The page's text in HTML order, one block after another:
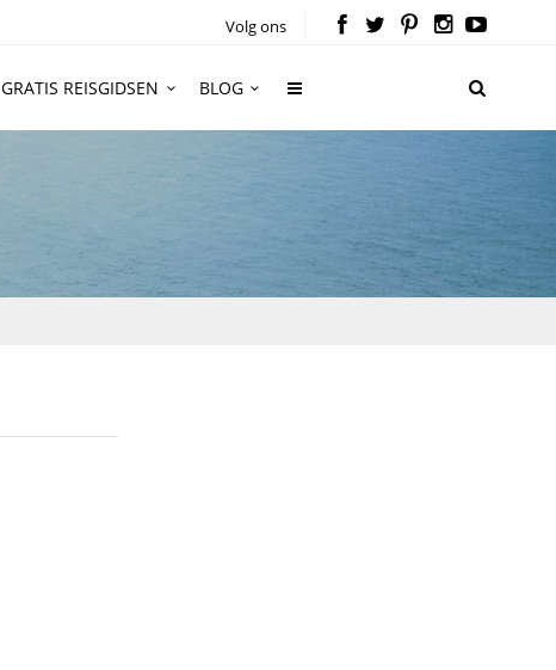
Volg ons
GRATIS REISGIDSEN BLOG